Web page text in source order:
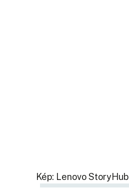
Kép: Lenovo StoryHub